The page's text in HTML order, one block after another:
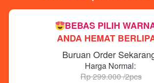
BEBAS PILIH
ANDA HEMAT
Buruan Order
Harga Normal:
Rp 299.000 /2pcs